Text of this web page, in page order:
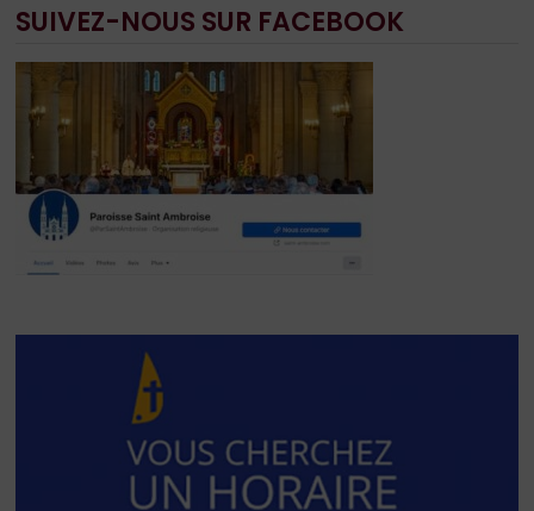
SUIVEZ-NOUS SUR FACEBOOK